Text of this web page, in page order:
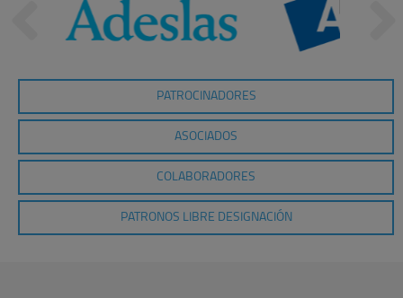
PATROCINADORES
ASOCIADOS
COLABORADORES
PATRONOS LIBRE DESIGNACIÓN